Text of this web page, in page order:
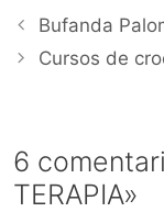
Bufanda
Cursos de
6
TERAPIA»